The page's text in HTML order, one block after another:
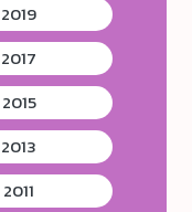
2019
2017
2015
2013
2011